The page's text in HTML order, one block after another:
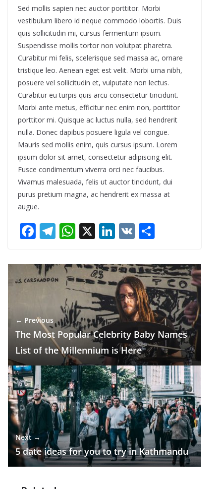
Sed mollis sapien nec auctor porttitor. Morbi
vestibulum libero id neque commodo lobortis. Duis
quis sollicitudin mi, cursus fermentum ipsum.
Suspendisse mollis tortor non volutpat pharetra.
Curabitur mi felis, scelerisque sed massa ac, ornare
tristique leo. Aenean eget est velit. Morbi urna nibh,
posuere vel sollicitudin et, vulputate non lectus.
Curabitur eu turpis quis arcu consectetur tincidunt.
Morbi ante metus, efficitur nec enim non, porttitor
porttitor mi. Quisque ac luctus nulla, sed hendrerit
nulla. Donec dapibus posuere ligula vel congue.
Mauris sed mollis enim, quis cursus ipsum. Lorem
ipsum dolor sit amet, consectetur adipiscing elit.
Fusce condimentum viverra orci nec faucibus.
Vivamus malesuada, felis ut auctor tincidunt, dui
purus pretium magna, ac hendrerit ex massa at
augue.
F
e
b
o
k
T
e
gr
a
m
W
at
s
A
p
p
X Li
k
e
dI
n
V
ar
e
← Previous
The Most Popular Celebrity Baby Names
List of the Millennium is Here
Next →
5 date ideas for you to try in Kathmandu